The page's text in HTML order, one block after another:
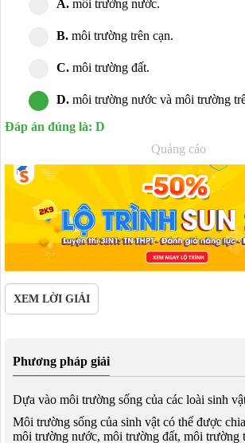
A. môi trường nước.
B. môi trường trên cạn.
C. môi trường đất.
D. môi trường nước và môi trường
Đáp án đúng là: D
Quảng cáo
XEM LỜI GIẢI
Phương pháp giải
Dựa vào môi trường sống của các loài sinh
Môi trường sống của sinh vật có thể được
môi trường nước, môi trường đất, môi trường